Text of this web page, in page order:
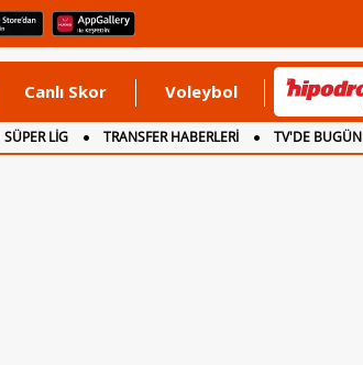
Canlı Skor Voleybol
SÜPER LİG TRANSFER HABERLERİ TV'DE BUGÜN